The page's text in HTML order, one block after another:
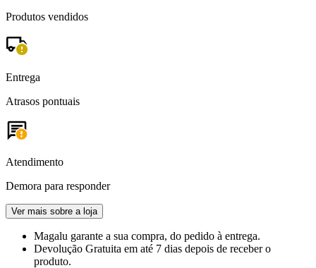
Produtos vendidos
Entrega
Atrasos pontuais
Atendimento
Demora para responder
Ver mais sobre a loja
Magalu garante a sua compra, do pedido à entrega.
Devolução Gratuita em até 7 dias depois de receber o
produto.